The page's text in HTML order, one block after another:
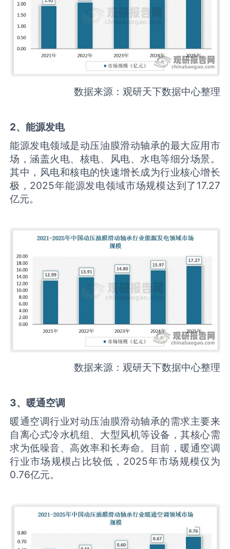
数据来源：观研天下数据中心整理
2、能源发电
能源发电领域是动压油膜滑动轴承的最大应用市
场，涵盖火电、核电、风电、水电等细分场景。
其中，风电和核电的快速增长成为行业核心增长
极，2025年能源发电领域市场规模达到了17.27
亿元。
数据来源：观研天下数据中心整理
3、暖通空调
暖通空调行业对动压油膜滑动轴承的需求主要来
自离心式冷水机组、大型风机等设备，其核心需
求为低噪音、高效率和长寿命。目前，暖通空调
行业市场规模占比较低，2025年市场规模仅为
0.76亿元。